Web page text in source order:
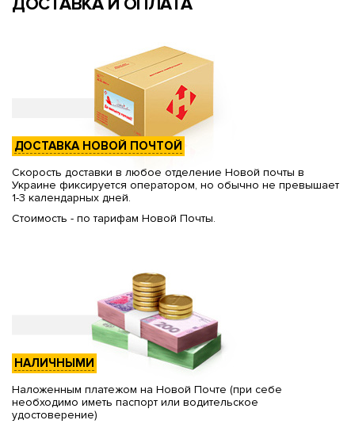
ДОСТАВКА И ОПЛАТА
ДОСТАВКА НОВОЙ ПОЧТОЙ
Скорость доставки в любое отделение Новой почты в
Украине фиксируется оператором, но обычно не превышает
1-3 календарных дней.
Стоимость - по тарифам Новой Почты.
НАЛИЧНЫМИ
Наложенным платежом на Новой Почте (при себе
необходимо иметь паспорт или водительское
удостоверение)